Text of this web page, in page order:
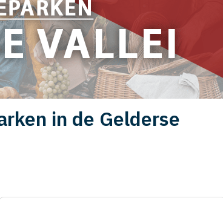
in de Gelderse